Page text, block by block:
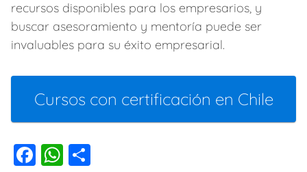
recursos disponibles para los empresarios, y
buscar asesoramiento y mentoría puede ser
invaluables para su éxito empresarial.
Cursos con certificación en Chile
F
W